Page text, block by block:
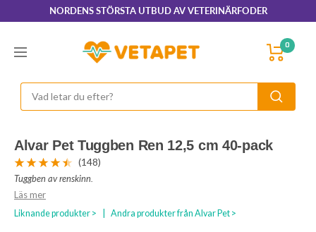
till
NORDENS STÖRSTA UTBUD AV VETERINÄRFODER
Navigering
VetaPet.com 0
Alvar Pet Tuggben Ren 12,5 cm 40-pack
(148)
Tuggben av renskinn.
Läs mer
Liknande produkter > Andra produkter från Alvar Pet >